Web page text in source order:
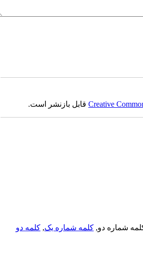
Creativeقابل بازنشر است.
شماره دو, کلمه شماره یک, کلمه دو